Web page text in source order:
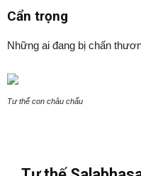
Cẩn trọng
Những ai đang bị chấn
Tư thế con châu chấu